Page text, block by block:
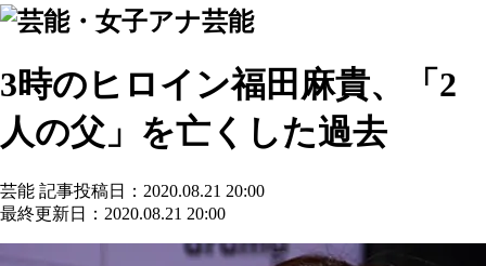
芸能
3時のヒロイン福田麻貴、「2
人の父」を亡くした過去
芸能 記事投稿日：2020.08.21 20:00
最終更新日：2020.08.21 20:00